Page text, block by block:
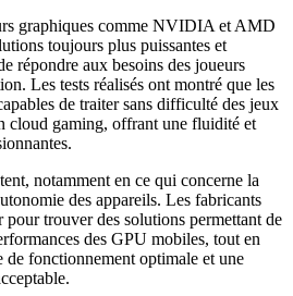
graphiques comme NVIDIA et AMD
toujours plus puissantes et
répondre aux besoins des joueurs
Les tests réalisés ont montré que les
de traiter sans difficulté des jeux
cloud gaming, offrant une fluidité et
notamment en ce qui concerne la
des appareils. Les fabricants
trouver des solutions permettant de
des GPU mobiles, tout en
de fonctionnement optimale et une